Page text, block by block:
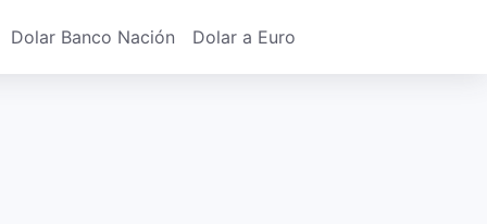
Dolar Banco Nación Dolar a Euro